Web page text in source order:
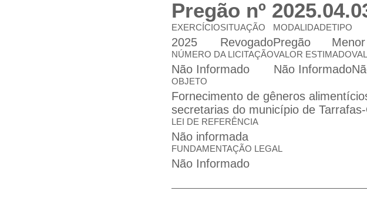
Pregão nº
EXERCÍCIO
2025
SITUAÇÃO
Revogado
MODALIDADE
Pregão
TIPO
NÚMERO DA LICITAÇÃO
Não Informado
VALOR ESTIMADO
Não Informado
OBJETO
Fornecimento de gêneros
secretarias do município de
LEI DE REFERÊNCIA
Não informada
FUNDAMENTAÇÃO LEGAL
Não Informado